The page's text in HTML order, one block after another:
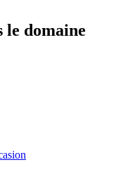
domaine